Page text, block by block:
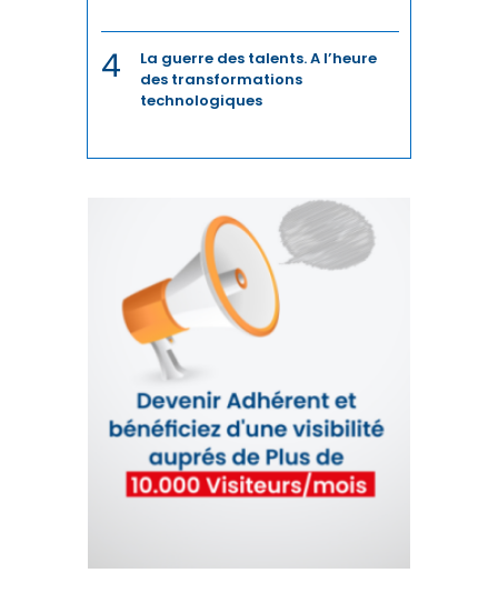
PÊCHE
POLITIQUE MONÉTAIRE
RÉGIONS
SÉISME
4
La guerre des talents. A l’heure
des transformations
technologiques